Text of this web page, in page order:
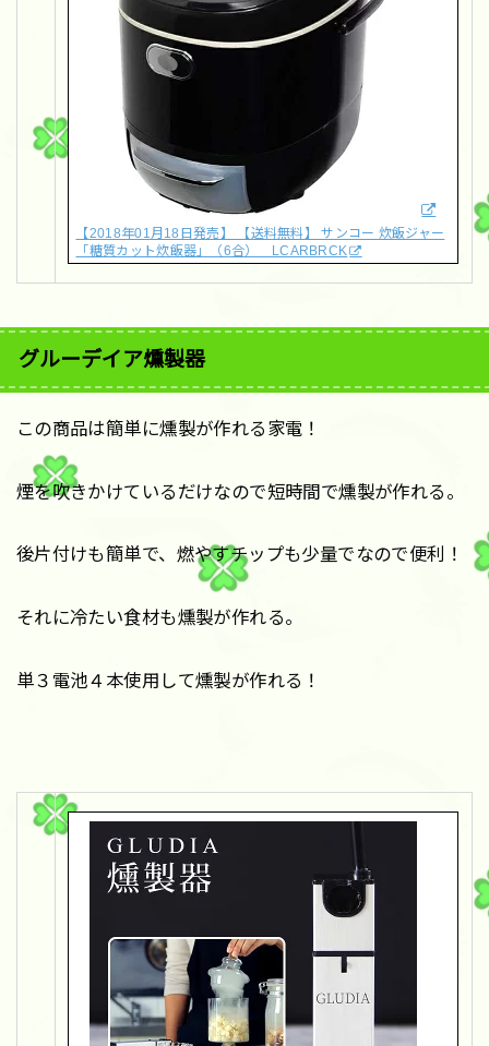
【2018年01月18日発売】 【送料無料】 サンコー 炊飯ジャー
「糖質カット炊飯器」（6合） LCARBRCK
グルーデイア燻製器
この商品は簡単に燻製が作れる家電！
煙を吹きかけているだけなので短時間で燻製が作れる。
後片付けも簡単で、燃やすチップも少量でなので便利！
それに冷たい食材も燻製が作れる。
単３電池４本使用して燻製が作れる！